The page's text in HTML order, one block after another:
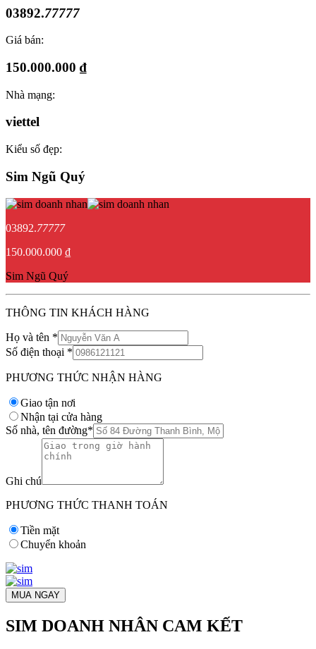
03892.77777
Giá bán:
150.000.000 ₫
Nhà mạng:
viettel
Kiểu số đẹp:
Sim Ngũ Quý
03892.77777
150.000.000 ₫
Sim Ngũ Quý
THÔNG TIN KHÁCH HÀNG
Họ và tên *
Số điện thoại *
PHƯƠNG THỨC NHẬN HÀNG
Giao tận nơi
Nhận tại cửa hàng
Số nhà, tên đường*
Ghi chú
PHƯƠNG THỨC THANH TOÁN
Tiền mặt
Chuyển khoản
MUA NGAY
SIM DOANH NHÂN CAM KẾT